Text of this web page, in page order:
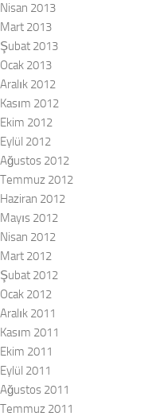
Nisan 2013
Mart 2013
Şubat 2013
Ocak 2013
Aralık 2012
Kasım 2012
Ekim 2012
Eylül 2012
Ağustos 2012
Temmuz 2012
Haziran 2012
Mayıs 2012
Nisan 2012
Mart 2012
Şubat 2012
Ocak 2012
Aralık 2011
Kasım 2011
Ekim 2011
Eylül 2011
Ağustos 2011
Temmuz 2011